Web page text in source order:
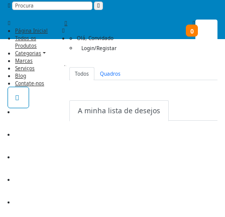
Página Inicial
Todos os
Produtos
Categorias
Marcas
Serviços
Blog
Contate-nos
0
Olá,Convidado
Login/Registar
Todos Quadros
Não há nenhum item na lista de
A minha lista de desejos